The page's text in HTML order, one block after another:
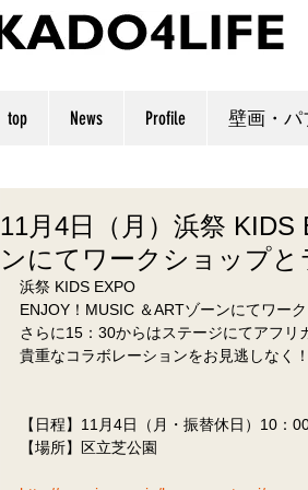
top News Profile 壁画・パ
11月4日（月）浜祭
ンにてワークショップと
浜祭 KIDS EXPO
ENJOY！MUSIC ＆ARTゾーンにてワーク
さらに15：30からはステージにてアフリ
貴重なコラボレーションをお見逃しなく！
【日程】11月4日（月・振替休日）10：
【場所】区立芝公園